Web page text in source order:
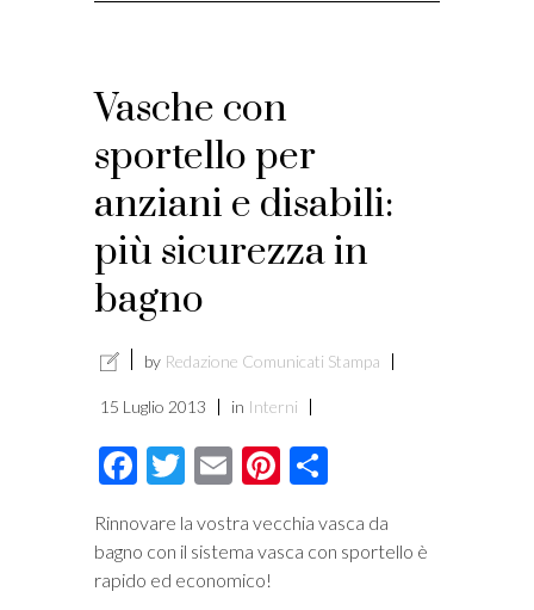
Vasche con
sportello per
anziani e disabili:
più sicurezza in
bagno
by Redazione Comunicati Stampa
15 Luglio 2013 in Interni
Facebook
Twitter
EmailPinterest
Rinnovare la vostra vecchia vasca da
bagno con il sistema vasca con sportello è
rapido ed economico!